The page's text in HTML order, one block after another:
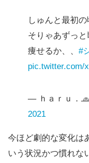
しゅんと最初
そりゃあずっ
痩せるか、、 #
pic.twitter.com/
— ｈａｒｕ．
2021
今ほど劇的な変化は
いう状況かつ慣れな